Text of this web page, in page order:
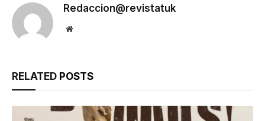
Redaccion@revistatuk
Website
RELATED POSTS